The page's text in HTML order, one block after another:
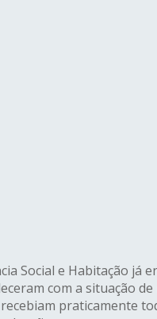
Social e Habitação já
com a situação
praticamente